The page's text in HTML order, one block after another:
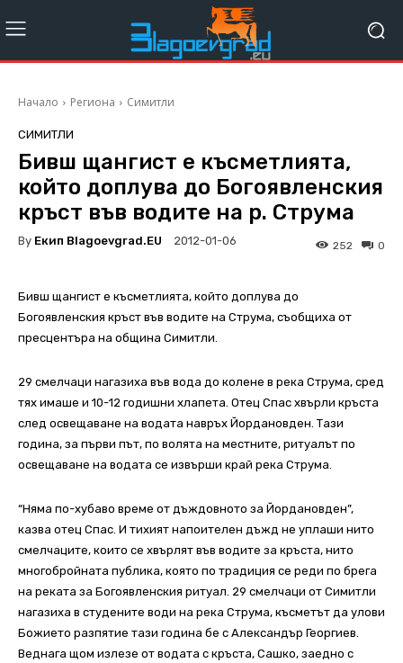
Начало Региона Симитли
СИМИТЛИ
Бивш щангист е късметлията,
който доплува до Богоявленския
кръст във водите на р. Струма
By Екип Blagoevgrad.EU 2012-01-06 0
252
Бивш щангист е късметлията, който доплува до
Богоявленския кръст във водите на Струма, съобщиха от
пресцентъра на община Симитли.
29 смелчаци нагазиха във вода до колене в река Струма, сред
тях имаше и 10-12 годишни хлапета. Отец Спас хвърли кръста
след освещаване на водата навръх Йордановден. Тази
година, за първи път, по волята на местните, ритуалът по
освещаване на водата се извърши край река Струма.
“Няма по-хубаво време от дъждовното за Йордановден”,
казва отец Спас. И тихият напоителен дъжд не уплаши нито
смелчаците, които се хвърлят във водите за кръста, нито
многобройната публика, която по традиция се реди по брега
на реката за Богоявленския ритуал. 29 смелчаци от Симитли
нагазиха в студените води на река Струма, късметът да улови
Божието разпятие тази година бе с Александър Георгиев.
Веднага щом излезе от водата с кръста, Сашко, заедно с